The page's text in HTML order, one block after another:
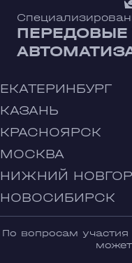
ПЕРЕДОВЫЕ
ЕКАТЕРИНБУРГ
КАЗАНЬ
КРАСНОЯРСК
МОСКВА
НИЖНИЙ
НОВОСИБИРСК
По вопросам